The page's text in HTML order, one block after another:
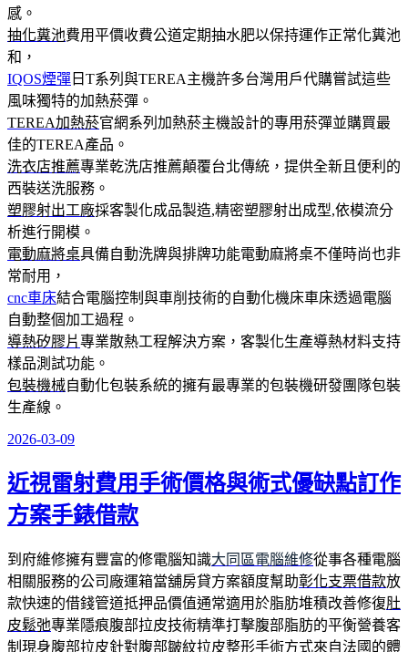
感。
抽化糞池費用平價收費公道定期抽水肥以保持運作正常化糞池
和，
IQOS煙彈 日T系列與TEREA主機許多台灣用戶代購嘗試這些
風味獨特的加熱菸彈。
TEREA加熱菸官網系列加熱菸主機設計的專用菸彈並購買最
佳的TEREA產品。
洗衣店推薦專業乾洗店推薦顛覆台北傳統，提供全新且便利的
西裝送洗服務。
塑膠射出工廠採客製化成品製造,精密塑膠射出成型,依模流分
析進行開模。
電動麻將桌具備自動洗牌與排牌功能電動麻將桌不僅時尚也非
常耐用，
cnc車床結合電腦控制與車削技術的自動化機床車床透過電腦
自動整個加工過程。
導熱矽膠片專業散熱工程解決方案，客製化生產導熱材料支持
樣品測試功能。
包裝機械自動化包裝系統的擁有最專業的包裝機研發團隊包裝
生產線。
發
於
2026-03-09
近視雷射費用手術價格與術式優缺點訂作
方案手錶借款
到府維修擁有豐富的修電腦知識大同區電腦維修從事各種電腦
相關服務的公司廠運箱當舖房貸方案額度幫助彰化支票借款放
款快速的借錢管道抵押品價值通常適用於脂肪堆積改善修復肚
皮鬆弛專業隱痕腹部拉皮技術精準打擊腹部脂肪的平衡營養客
制現身腹部拉皮針對腹部皺紋拉皮整形手術方式來自法國的體